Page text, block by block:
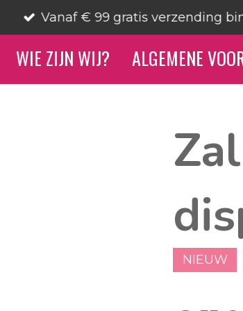
Vanaf € 99 gratis verzending
WIE ZIJN WIJ? ALGEMENE
NIEUW